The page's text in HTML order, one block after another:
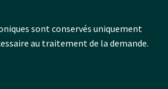
sont conservés uniquement
au traitement de la demande.